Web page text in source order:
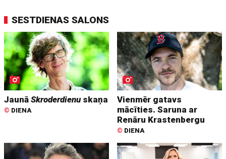
SESTDIENAS SALONS
JaunāSkroderdienuskaņa
© DIENA
Vienmēr gatavs
mācīties. Saruna ar
Renāru Krastenbergu
© DIENA